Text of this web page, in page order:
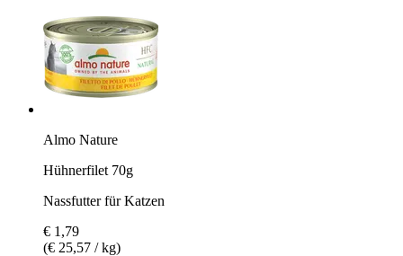
Almo Nature
Hühnerfilet 70g
Nassfutter für Katzen
€ 1,79
(€ 25,57 / kg)